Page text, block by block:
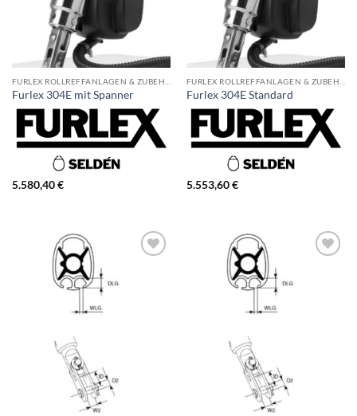
Furlex 304E mit Spanner
5.580,40€
Furlex 304E Standard
5.553,60€